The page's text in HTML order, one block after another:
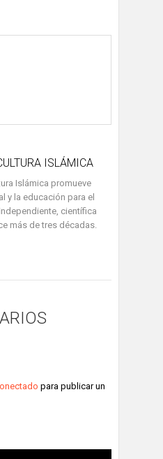
ISLÁMICA
Islámica promueve
y la educación para el
científica
más de tres décadas.
para publicar un